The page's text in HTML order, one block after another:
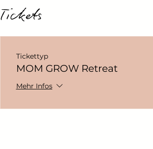
Tickets
Tickettyp
MOM GROW Retreat
Mehr Infos